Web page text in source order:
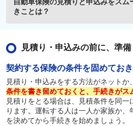
自動車保険の見積りと申込みをス
きことは？
見積り・申込みの前に、準備
契約する保険の条件を固めておき
見積り・申込みをする方法がネットか
条件を書き留めておくと、手続きがス
見積りをとる場合は、見積条件を同
ります。運転する人は一人か家族か
を決めてから手続きを始めましょう。